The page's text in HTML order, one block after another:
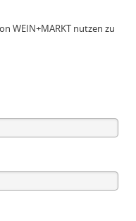
WEIN+MARKT nutzen zu